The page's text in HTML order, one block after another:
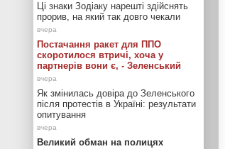
Ці знаки Зодіаку нарешті здійснять
прорив, на який так довго чекали
Постачання ракет для ППО
скоротилося втричі, хоча у
партнерів вони є, - Зеленський
Як змінилась довіра до Зеленського
після протестів в Україні: результати
опитування
Великий обман на полицях